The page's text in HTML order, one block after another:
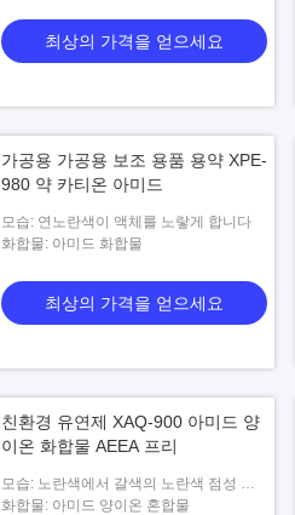
최상의 가격을 얻으세요
가공용 가공용 보조 용품 용약 XPE-
980 약 카티온 아미드
모습: 연노란색이 액체를 노랗게 합니다
화합물: 아미드 화합물
최상의 가격을 얻으세요
친환경 유연제 XAQ-900 아미드 양
이온 화합물 AEEA 프리
모습: 노란색에서 갈색의 노란색 점성 액
체
화합물: 아미드 양이온 혼합물